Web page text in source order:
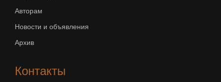
Авторам
Новости и объявления
Архив
Контакты